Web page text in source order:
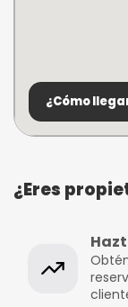
¿Cómo
¿Eres